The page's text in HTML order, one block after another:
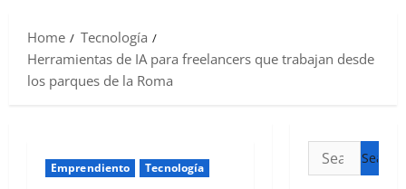
Home
Tecnología
Herramientas de IA para freelancers que trabajan desde
los parques de la Roma
Emprendiento Tecnología